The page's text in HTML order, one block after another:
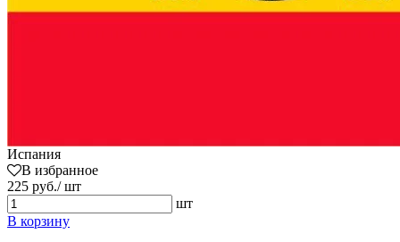
Испания
В избранное
225 руб./ шт
шт
В корзину